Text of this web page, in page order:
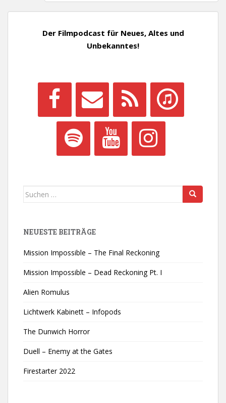
Der Filmpodcast für Neues, Altes und
Unbekanntes!
Suchen
NEUESTE BEITRÄGE
Mission Impossible – The Final Reckoning
Mission Impossible – Dead Reckoning Pt. I
Alien Romulus
Lichtwerk Kabinett – Infopods
The Dunwich Horror
Duell – Enemy at the Gates
Firestarter 2022